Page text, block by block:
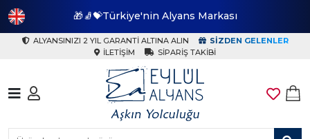
🎁🧦💝Türkiye'nin Alyans Markası
ALYANSINIZI 2 YIL GARANTI ALTINA ALIN
SIZDEN GELENLER
İLETIŞIM
SIPARIŞ TAKIBI